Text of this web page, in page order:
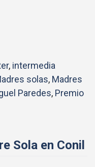
, intermedia
solas, Madres
Paredes, Premio
Sola en Conil